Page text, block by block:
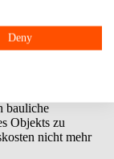
sich später
dass für
gestaltet ist,
ist, muss er - will
bauliche
Objekts zu
nicht mehr
Deny